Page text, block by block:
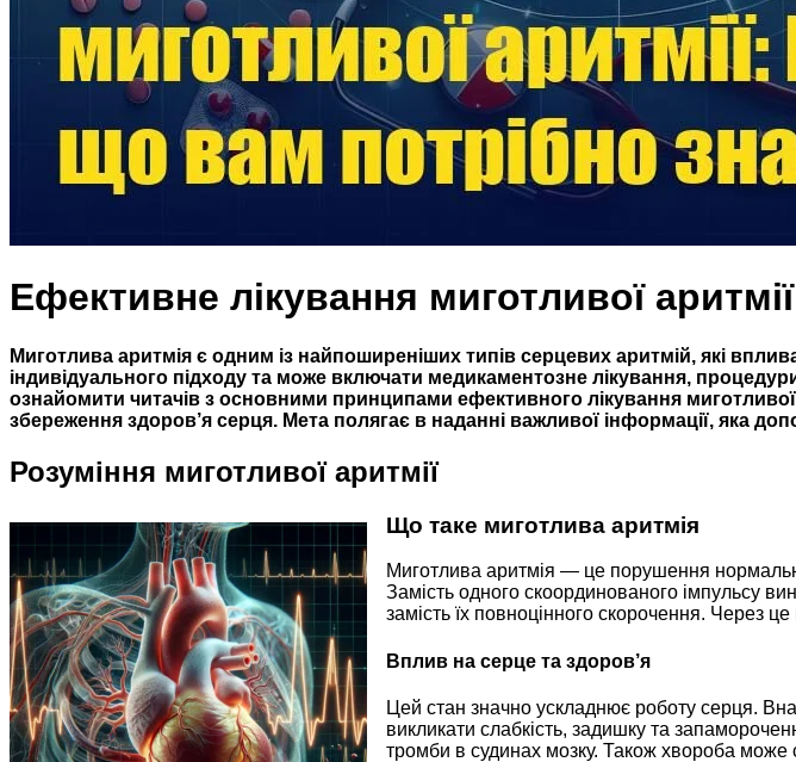
Ефективне лікування миготливої
Миготлива аритмія є одним із найпоширеніших типів серцевих аритмій, які
індивідуального підходу та може включати медикаментозне лікування,
ознайомити читачів з основними принципами ефективного лікування
збереження здоров’я серця. Мета полягає в наданні важливої інформації, яка
Розуміння миготливої аритмії
Що таке миготлива аритмія
Миготлива аритмія — це порушення
Замість одного скоординованого імпульсу
замість їх повноцінного скорочення. Через
Вплив на серце та здоров’я
Цей стан значно ускладнює роботу серця.
викликати слабкість, задишку та
тромби в судинах мозку. Також хвороба може